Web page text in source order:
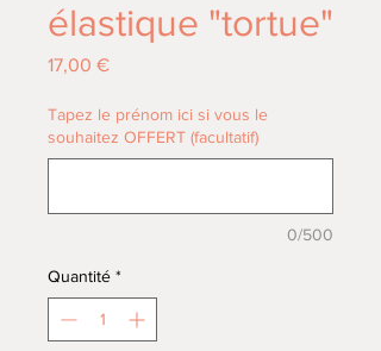
élastique "tortue"
17,00 €Prix
Tapez le prénom ici si vous le
souhaitez OFFERT (facultatif)
0/500
Quantité *